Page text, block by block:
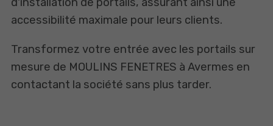
accessibilité maximale pour leurs clients.
Transformez votre entrée avec les portails sur
mesure de MOULINS FENETRES à Avermes en
contactant la société sans plus tarder.